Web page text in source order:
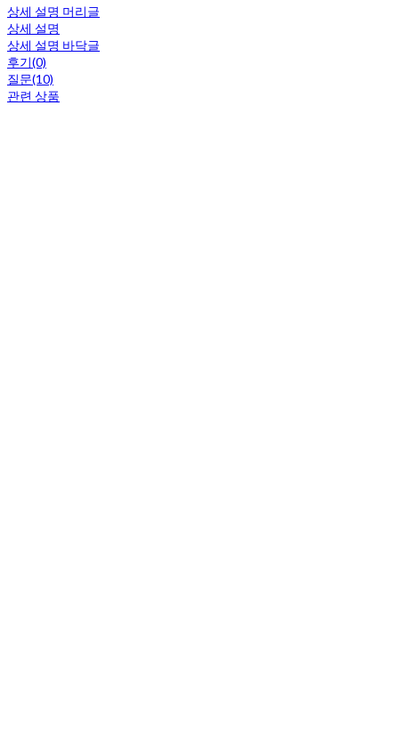
상세 설명 머리글
상세 설명
상세 설명 바닥글
후기(0)
질문(10)
관련 상품